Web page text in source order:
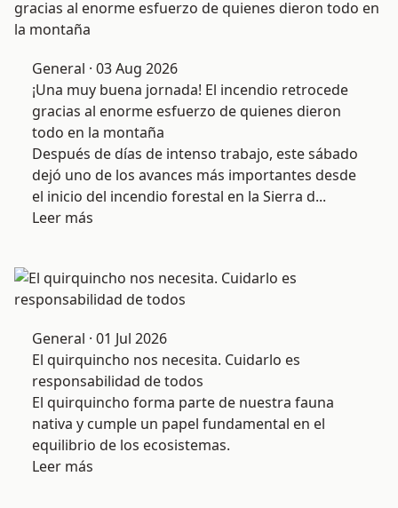
General · 03 Aug 2026
¡Una muy buena jornada! El incendio retrocede
gracias al enorme esfuerzo de quienes dieron
todo en la montaña
Después de días de intenso trabajo, este sábado
dejó uno de los avances más importantes desde
el inicio del incendio forestal en la Sierra d...
Leer más
General · 01 Jul 2026
El quirquincho nos necesita. Cuidarlo es
responsabilidad de todos
El quirquincho forma parte de nuestra fauna
nativa y cumple un papel fundamental en el
equilibrio de los ecosistemas.
Leer más